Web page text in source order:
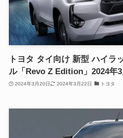
トヨタ タイ向け 新型 ハイラ
ル「Revo Z Edition」2024年
2024年3月20日 2024年3月22日 トヨタ